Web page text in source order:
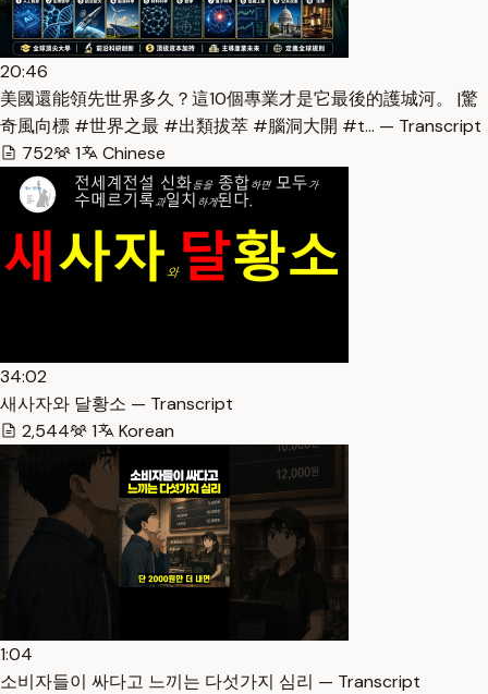
20:46
美國還能領先世界多久？這10個專業才是它最後的護城河。 |驚
奇風向標 #世界之最 #出類拔萃 #腦洞大開 #t… — Transcript
752
1 Chinese
34:02
새사자와 달황소 — Transcript
2,544
1 Korean
1:04
소비자들이 싸다고 느끼는 다섯가지 심리 — Transcript